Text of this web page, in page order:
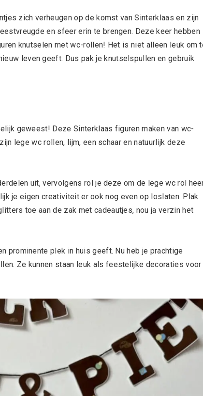
zich verheugen op de komst van Sinterklaas en zijn
en sfeer erin te brengen. Deze keer hebben
knutselen met wc-rollen! Het is niet alleen leuk om
leven geeft. Dus pak je knutselspullen en gebruik
geweest! Deze Sinterklaas figuren maken van wc-
lege wc rollen, lijm, een schaar en natuurlijk deze
uit, vervolgens rol je deze om de lege wc rol
je eigen creativiteit er ook nog even op loslaten. Plak
toe aan de zak met cadeautjes, nou ja verzin het
prominente plek in huis geeft. Nu heb je prachtige
Ze kunnen staan leuk als feestelijke decoraties voor